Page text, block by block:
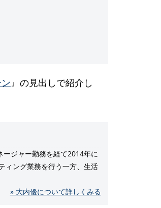
』の見出しで紹介し
ジャー勤務を経て2014年に
ィング業務を行う一方、生活
» 大内優について詳しくみる